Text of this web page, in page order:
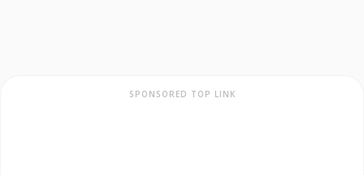
SPONSORED TOP LINK